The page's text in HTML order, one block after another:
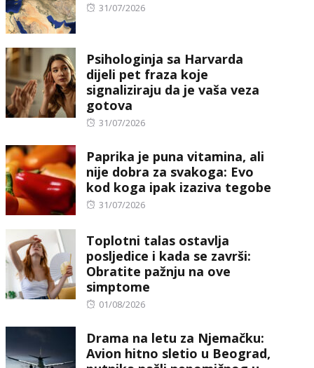
Posted
31/07/2026
Psihologinja sa Harvarda
dijeli pet fraza koje
signaliziraju da je vaša veza
gotova
Posted
31/07/2026
Paprika je puna vitamina, ali
nije dobra za svakoga: Evo
kod koga ipak izaziva tegobe
Posted
31/07/2026
Toplotni talas ostavlja
posljedice i kada se završi:
Obratite pažnju na ove
simptome
Posted
01/08/2026
Drama na letu za Njemačku:
Avion hitno sletio u Beograd,